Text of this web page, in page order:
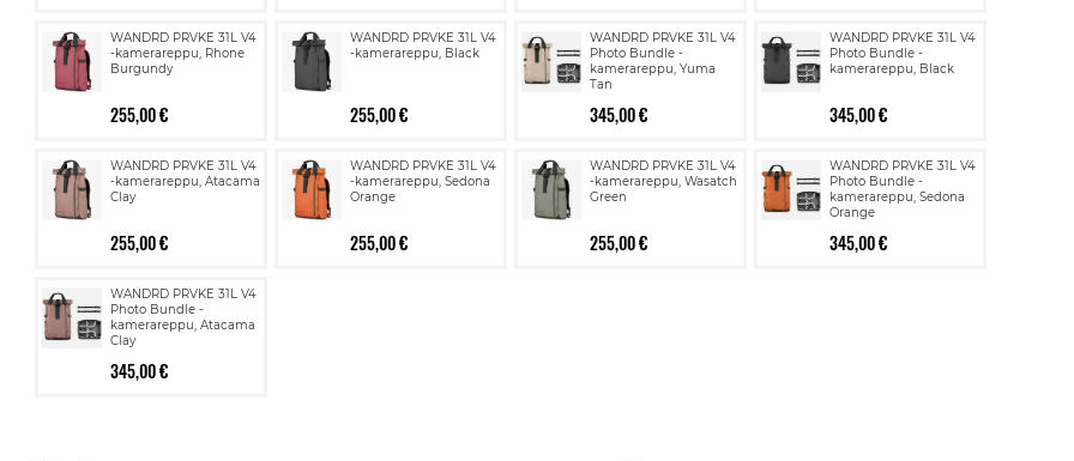
WANDRD PRVKE 31L V4
-kamerareppu, Rhone
Burgundy
255,00 €
WANDRD PRVKE 31L V4
-kamerareppu, Black
255,00 €
WANDRD PRVKE 31L V4
Photo Bundle -
kamerareppu, Yuma
Tan
345,00 €
WANDRD PRVKE 31L V4
Photo Bundle -
kamerareppu, Black
345,00 €
WANDRD PRVKE 31L V4
-kamerareppu, Atacama
Clay
255,00 €
WANDRD PRVKE 31L V4
-kamerareppu, Sedona
Orange
255,00 €
WANDRD PRVKE 31L V4
-kamerareppu, Wasatch
Green
255,00 €
WANDRD PRVKE 31L V4
Photo Bundle -
kamerareppu, Sedona
Orange
345,00 €
WANDRD PRVKE 31L V4
Photo Bundle -
kamerareppu, Atacama
Clay
345,00 €